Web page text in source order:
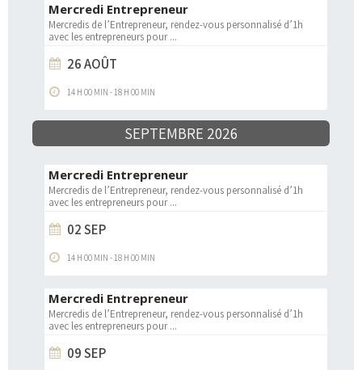
Mercredi Entrepreneur
Mercredis de l’Entrepreneur, rendez-vous personnalisé d’1h
avec les entrepreneurs pour...
26 AOÛT
14 H 00 MIN -18 H 00 MIN
SEPTEMBRE 2026
Mercredi Entrepreneur
Mercredis de l’Entrepreneur, rendez-vous personnalisé d’1h
avec les entrepreneurs pour...
02 SEP
14 H 00 MIN -18 H 00 MIN
Mercredi Entrepreneur
Mercredis de l’Entrepreneur, rendez-vous personnalisé d’1h
avec les entrepreneurs pour...
09 SEP